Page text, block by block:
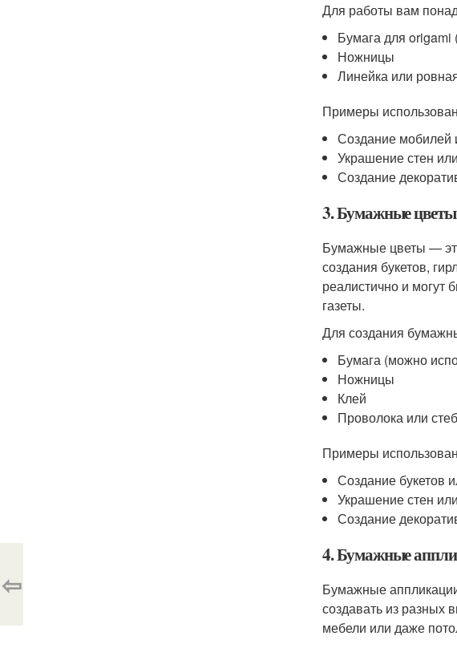
Для работы вам
Бумага для origami
Ножницы
Линейка или
Примеры
Создание мобилей
Украшение стен
Создание
3. Бумажные цветы
Бумажные цветы —
создания букетов,
реалистично и могут
газеты.
Для создания
Бумага (можно
Ножницы
Клей
Проволока или
Примеры
Создание букетов
Украшение стен
Создание
4. Бумажные
Бумажные
создавать из разных
мебели или даже
⇦